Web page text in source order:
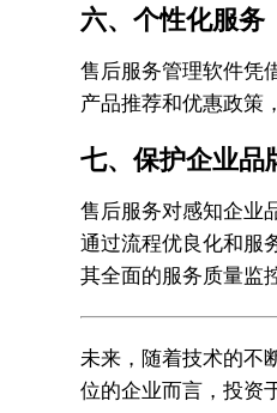
六、个性化服务
售后服务管理软件凭
产品推荐和优惠政策
七、保护企业品
售后服务对感知企业
通过流程优良化和服
其全面的服务质量监
未来，随着技术的不
位的企业而言，投资